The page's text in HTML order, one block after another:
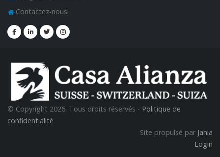
Contactez-nous!
© Copyright 2026. Tous droits réservés - Politique de
confidentialité
Site propulsé par Jahia
Login